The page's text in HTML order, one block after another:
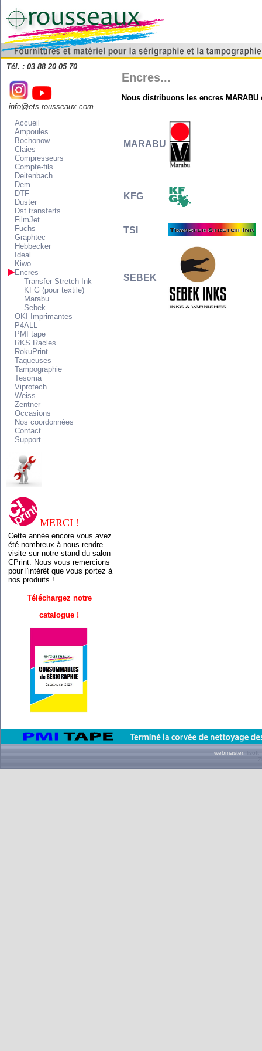
Tél. : 03 88 20 05 70
info@ets-rousseaux.com
Accueil
Ampoules
Bochonow
Claies
Compresseurs
Compte-fils
Deitenbach
Dem
DTF
Duster
Dst transferts
FilmJet
Fuchs
Graphtec
Hebbecker
Ideal
Kiwo
Encres
Transfer Stretch Ink
KFG (pour textile)
Marabu
Sebek
OKI Imprimantes
P4ALL
PMI tape
RKS Racles
RokuPrint
Taqueuses
Tampographie
Tesoma
Viprotech
Weiss
Zentner
Occasions
Nos coordonnées
Contact
Support
MERCI !
Cette année encore vous avez
été nombreux à nous rendre
visite sur notre stand du salon
CPrint. Nous vous remercions
pour l'intérêt que vous portez à
nos produits !
Téléchargez notre
catalogue !
Encres...
Nous distribuons les encres MARABU
MARABU
KFG
TSI
SEBEK
webmaster:
lisoft